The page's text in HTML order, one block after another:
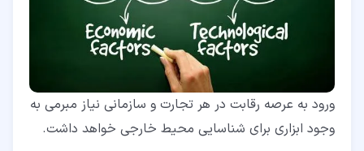
ورود به عرصه رقابت در هر تجارت و سازمانی نیاز مبرمی به
وجود ابزاری برای شناسایی محیط خارجی خواهد داشت.